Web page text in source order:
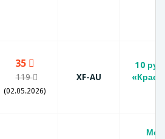
35
119
(02.05.2026)
XF-AU
10